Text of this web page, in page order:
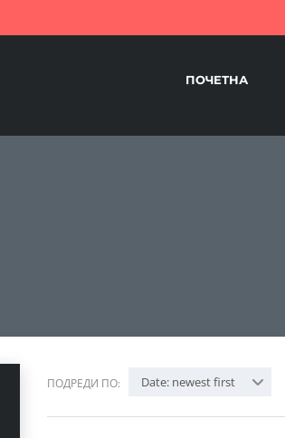
ПОЧЕТНА
ПОДРЕДИ ПО: Date: newest first